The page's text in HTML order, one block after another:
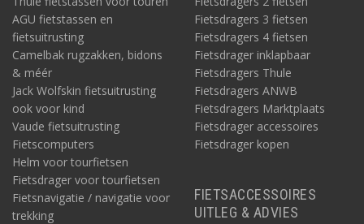
AGU fietstassen en
fietsuitrusting
Camelbak rugzakken, bidons
& méér
Jack Wolfskin fietsuitrusting
ook voor kind
Vaude fietsuitrusting
Fietscomputers
Helm voor tourfietsen
Fietsdrager voor tourfietsen
Fietsnavigatie / navigatie voor
trekking
Fietsdragers 3 fietsen
Fietsdragers 4 fietsen
Fietsdrager inklapbaar
Fietsdragers Thule
Fietsdragers ANWB
Fietsdragers Marktplaats
Fietsdrager accessoires
Fietsdrager kopen
FIETSACCESSOIRES
UITLEG & ADVIES